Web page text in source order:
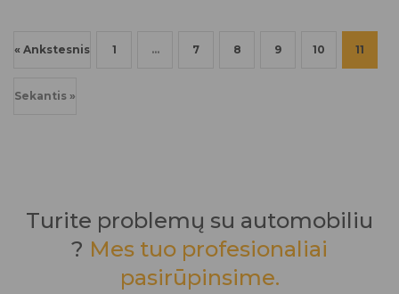
« Ankstesnis 1 … 7 8 9 10 11
Sekantis »
Turite problemų su automobiliu
? Mes tuo profesionaliai
pasirūpinsime.